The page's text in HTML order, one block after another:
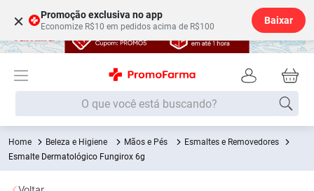
× Promoção exclusiva no app
Economize R$10 em pedidos acima de R$100
Baixar
O que você está buscando?
Beleza e Higiene Mãos e Pés
Esmaltes e Removedores
Esmalte Dermatológico Fungirox 6g
Termos mais buscados
1º Fralda